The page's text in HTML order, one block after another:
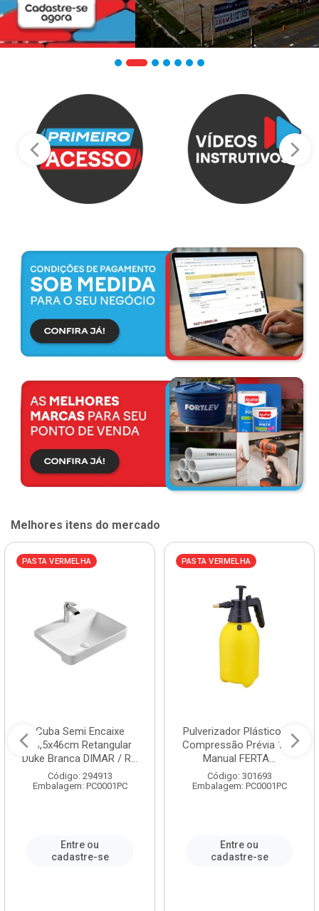
Melhores itens do mercado
PASTA VERMELHA
Cuba Semi Encaixe
58,5x46cm Retangular
Duke Branca DIMAR / R...
Código: 294913
Embalagem: PC0001PC
Entre ou
cadastre-se
PASTA VERMELHA
Pulverizador Plástico de
Compressão Prévia 1,5L
Manual FERTA...
Código: 301693
Embalagem: PC0001PC
Entre ou
cadastre-se